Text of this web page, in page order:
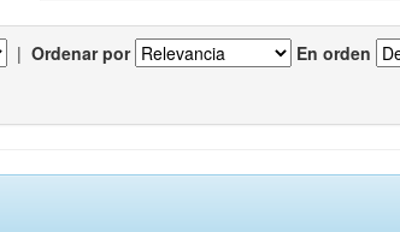
| Ordenar por En orden